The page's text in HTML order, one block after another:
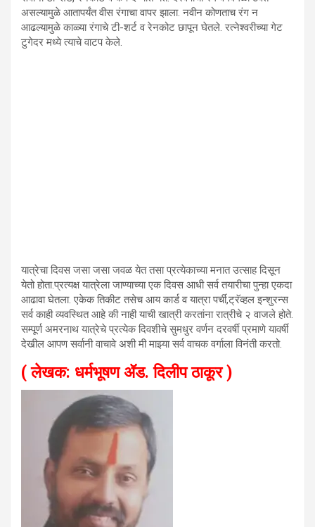
असल्यामुळे आतापर्यंत वीस रंगाचा वापर झाला. नवीन कोणताच रंग न
आढल्यामुळे काळ्या रंगाचे टी-शर्ट व रेनकोट छापून घेतले. रत्नेश्वरीच्या गेट
टुगेदर मध्ये त्याचे वाटप केले.
यात्रेचा दिवस जसा जसा जवळ येत तसा प्रत्येकाच्या मनात उत्साह दिसून
येतो होता.प्रत्यक्ष यात्रेला जाण्याच्या एक दिवस आधी सर्व तयारीचा पुन्हा एकदा
आढावा घेतला. एकेक तिकीट तसेच आय कार्ड व यात्रा पर्ची,ट्रॅव्हल इन्शुरन्स
सर्व काही व्यवस्थित आहे की नाही याची खात्री करतांना रात्रीचे २ वाजले होते.
सम्पूर्ण अमरनाथ यात्रेचे प्रत्येक दिवशीचे सुमधुर वर्णन दरवर्षी प्रमाणे यावर्षी
देखील आपण सर्वानी वाचावे अशी मी माझ्या सर्व वाचक वर्गाला विनंती करतो.
( लेखक: धर्मभूषण ॲड. दिलीप ठाकूर )